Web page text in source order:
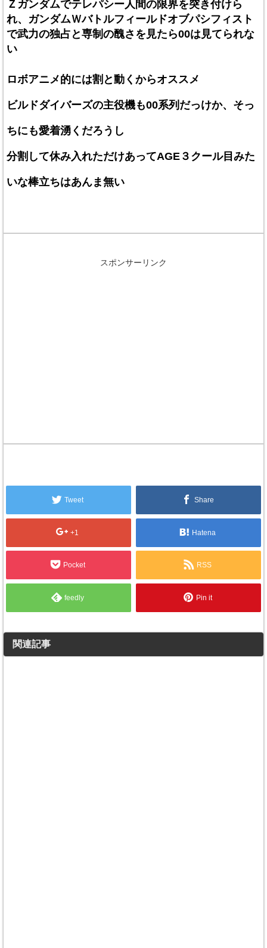
Ｚガンダムでテレパシー人間の限界を突き付けら
れ、ガンダムＷバトルフィールドオブパシフィスト
で武力の独占と専制の醜さを見たら00は見てられな
い
ロボアニメ的には割と動くからオススメ
ビルドダイバーズの主役機も00系列だっけか、そっ
ちにも愛着湧くだろうし
分割して休み入れただけあってAGE３クール目みた
いな棒立ちはあんま無い
スポンサーリンク
Tweet Share
+1 Hatena
Pocket RSS
feedly Pin it
関連記事